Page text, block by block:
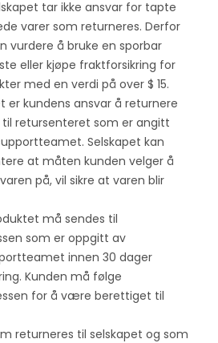
tar ikke ansvar for tapte
varer som returneres. Derfor
vurdere å bruke en sporbar
eller kjøpe fraktforsikring for
med en verdi på over $ 15.
er kundens ansvar å returnere
retursenteret som er angitt
Selskapet kan
at måten kunden velger å
på, vil sikre at varen blir
må sendes til
som er oppgitt av
innen 30 dager
Kunden må følge
for å være berettiget til
returneres til selskapet og som